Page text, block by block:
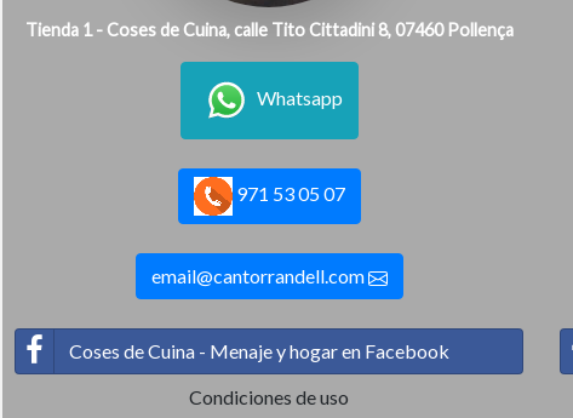
Tienda 1 - Coses de Cuina, calle Tito Cittadini 8, 07460 Pollença
Whatsapp
971 53 05 07
email@cantorrandell.com
Coses de Cuina - Menaje y hogar en Facebook
Condiciones de uso